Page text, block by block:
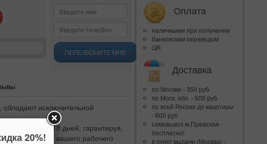
ПЕРЕЗВОНИТЕ МНЕ
обладают исключительной
до 18 дней, гарантируя,
течение всего вашего рабочего
Оплата
наличными при получении
банковским переводом
QR
Доставка
по Москве - 350 руб
по Моск. обл. - 500 руб
по всей Росcии до квартиры
- 800 руб
самовывоз м.Пражская -
бесплатно!
в пункт выдачи (Москва) -
20%!